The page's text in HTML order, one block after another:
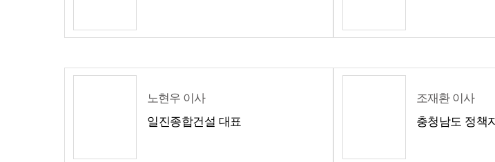
노현우 이사
일진종합건설 대표
조재환 이사
충청남도 정책